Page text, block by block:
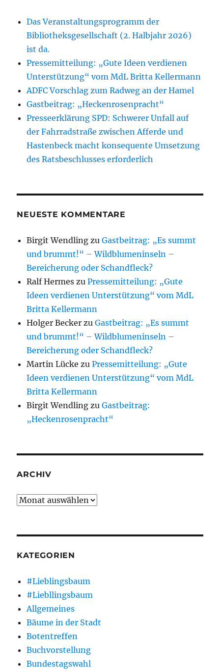
Das Veranstaltungsprogramm der
Bibliotheksgesellschaft (2. Halbjahr 2026)
ist da.
Pressemitteilung: „Gute Ideen verdienen
Unterstützung“ vom MdL Britta Kellermann
ADFC Vorschlag zum Radweg an der Hamel
Gastbeitrag: „Heckenrosenpracht“
Presseerklärung SPD: Schwerer Unfall auf
der Fahrradstraße zwischen Afferde und
Hastenbeck macht konsequente Umsetzung
des Ratsbeschlusses erforderlich
NEUESTE KOMMENTARE
Birgit Wendling zuGastbeitrag: „Es summt
und brummt!“ – Wildblumeninseln –
Bereicherung oder Schandfleck?
Ralf Hermes zuPressemitteilung: „Gute
Ideen verdienen Unterstützung“ vom MdL
Britta Kellermann
Holger Becker zuGastbeitrag: „Es summt
und brummt!“ – Wildblumeninseln –
Bereicherung oder Schandfleck?
Martin Lücke zuPressemitteilung: „Gute
Ideen verdienen Unterstützung“ vom MdL
Britta Kellermann
Birgit Wendling zuGastbeitrag:
„Heckenrosenpracht“
ARCHIV
Archiv
KATEGORIEN
#Lieblingsbaum
#Liebllingsbaum
Allgemeines
Bäume in der Stadt
Botentreffen
Buchvorstellung
Bundestagswahl